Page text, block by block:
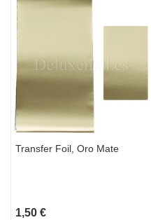
Transfer Foil, Oro Mate
1,50 €